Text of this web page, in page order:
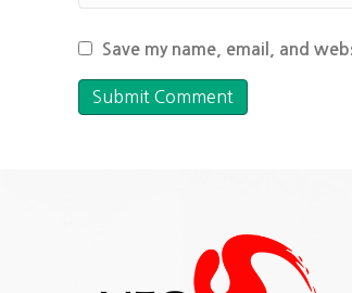
Save my name, email, and